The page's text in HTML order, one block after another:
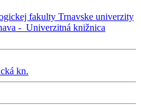
fakulty Trnavske univerzity
- Univerzitná knižnica
kn.